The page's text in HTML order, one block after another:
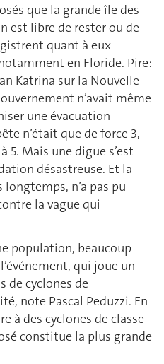
que la grande île des
est libre de rester ou de
quant à eux
en Floride. Pire:
Katrina sur la Nouvelle-
n’avait même
une évacuation
n’était que de force 3,
5. Mais une digue s’est
désastreuse. Et la
n’a pas pu
la vague qui
population, beaucoup
qui joue un
de cyclones de
note Pascal Peduzzi. En
à des cyclones de classe
constitue la plus grande